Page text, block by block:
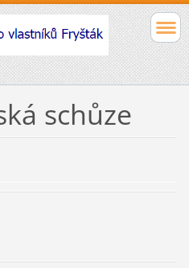
schůze